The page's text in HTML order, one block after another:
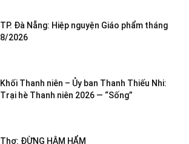
TP. Đà Nẵng: Hiệp nguyện Giáo phẩm tháng
8/2026
Khối Thanh niên – Ủy ban Thanh Thiếu Nhi:
Trại hè Thanh niên 2026 — “Sống”
Thơ: ĐỪNG HÂM HẨM